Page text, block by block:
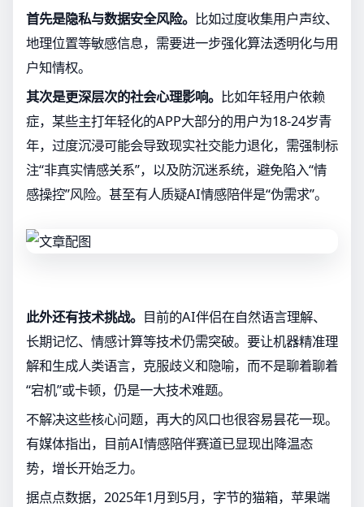
首先是隐私与数据安全风险。 比如过度收集用户声纹、
地理位置等敏感信息，需要进一步强化算法透明化与用
户知情权。
其次是更深层次的社会心理影响。 比如年轻用户依赖
症，某些主打年轻化的APP大部分的用户为18-24岁青
年，过度沉浸可能会导致现实社交能力退化，需强制标
注“非真实情感关系”，以及防沉迷系统，避免陷入“情
感操控”风险。甚至有人质疑AI情感陪伴是“伪需求”。
此外还有技术挑战。 目前的AI伴侣在自然语言理解、
长期记忆、情感计算等技术仍需突破。要让机器精准理
解和生成人类语言，克服歧义和隐喻，而不是聊着聊着
“宕机”或卡顿，仍是一大技术难题。
不解决这些核心问题，再大的风口也很容易昙花一现。
有媒体指出，目前AI情感陪伴赛道已显现出降温态
势，增长开始乏力。
据点点数据，2025年1月到5月，字节的猫箱，苹果端